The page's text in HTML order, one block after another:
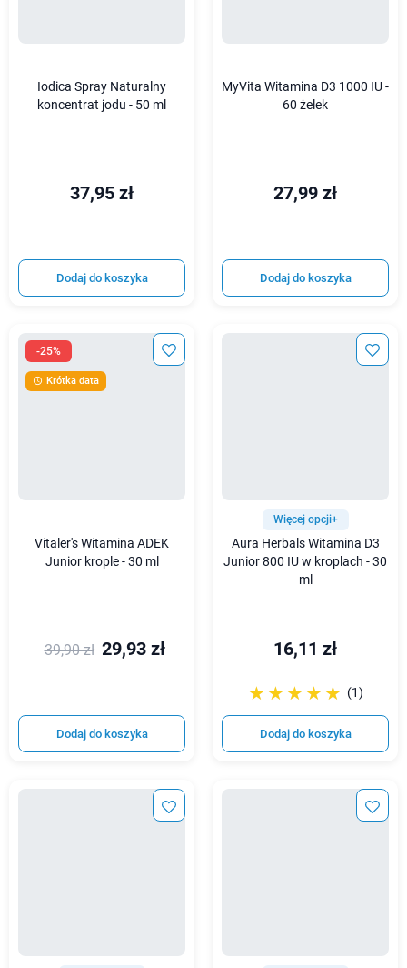
Iodica Spray Naturalny
koncentrat jodu - 50 ml
37,95 zł
Dodaj do koszyka
MyVita Witamina D3 1000 IU -
60 żelek
27,99 zł
Dodaj do koszyka
-25%
 Krótka data
Vitaler's Witamina ADEK
Junior krople - 30 ml
39,90 zł 29,93 zł
Dodaj do koszyka
Więcej opcji+
Aura Herbals Witamina D3
Junior 800 IU w kroplach - 30
ml
16,11 zł
☆☆☆☆☆
★★★★★ (1)
Dodaj do koszyka